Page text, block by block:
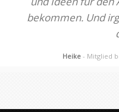
bekommen. Und
Heike - Mitglied